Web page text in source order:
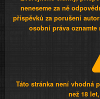
neneseme za ně
příspěvků za porušení
osobní práva
Táto stránka není vhodná
než 18